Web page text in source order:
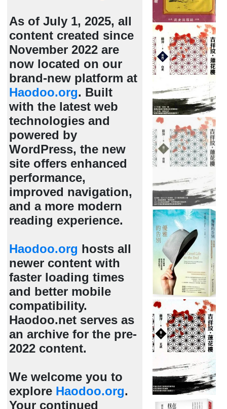
As of July 1, 2025, all
content created since
November 2022 are
now located on our
brand-new platform at
Haodoo.org. Built
with the latest web
technologies and
powered by
WordPress, the new
site offers enhanced
performance,
improved navigation,
and a more modern
reading experience.
Haodoo.org hosts all
newer content with
faster loading times
and better mobile
compatibility.
Haodoo.net serves as
an archive for the pre-
2022 content.
We welcome you to
explore Haodoo.org.
Your continued